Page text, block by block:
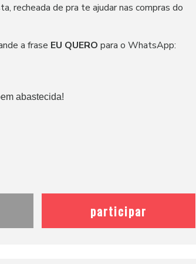
recheada de pra te ajudar nas compras do
a frase EU QUERO para o WhatsApp:
abastecida!
participar